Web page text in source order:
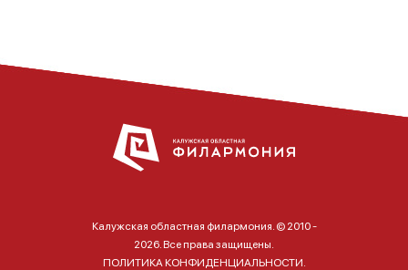
Калужская областная филармония. © 2010 -
2026. Все права защищены.
ПОЛИТИКА КОНФИДЕНЦИАЛЬНОСТИ.